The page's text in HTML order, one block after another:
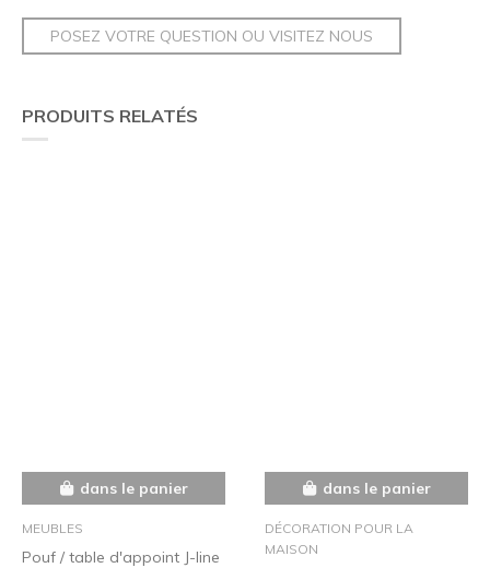
POSEZ VOTRE QUESTION OU VISITEZ NOUS
PRODUITS RELATÉS
dans le panier
MEUBLES
Pouf / table d'appoint J-line
dans le panier
DÉCORATION POUR LA
MAISON